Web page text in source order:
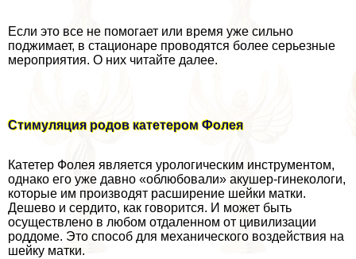
Если это все не помогает или время уже сильно
поджимает, в стационаре проводятся более серьезные
мероприятия. О них читайте далее.
Стимуляция родов катетером Фолея
Катетер Фолея является урологическим инструментом,
однако его уже давно «облюбовали» акушер-гинекологи,
которые им производят расширение шейки матки.
Дешево и сердито, как говорится. И может быть
осуществлено в любом отдаленном от цивилизации
роддоме. Это способ для механического воздействия на
шейку матки.